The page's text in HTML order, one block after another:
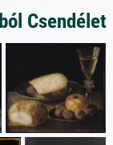
Csendélet